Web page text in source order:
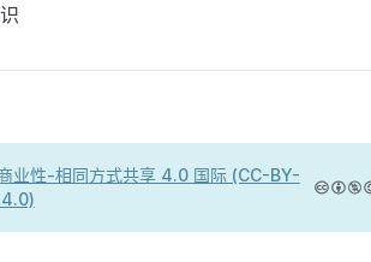
业性-相同方式共享 4.0 国际 (CC-BY-